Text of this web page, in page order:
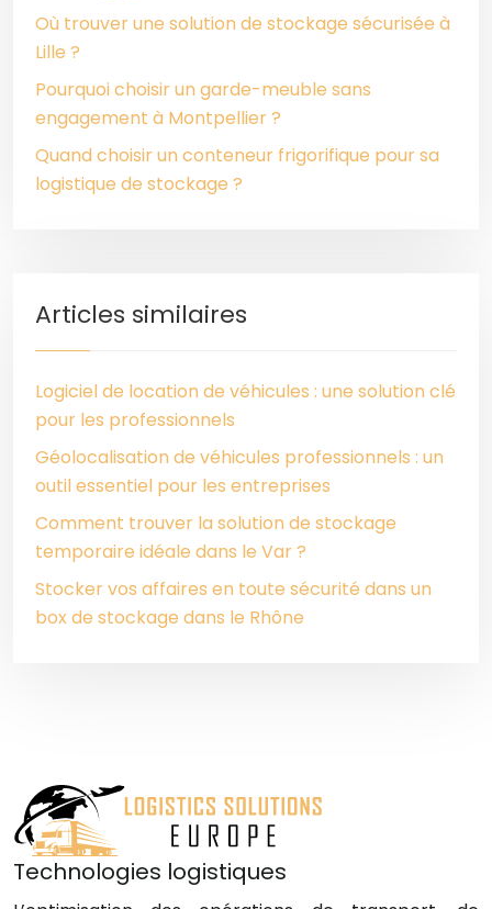
Où trouver une solution de stockage sécurisée à
Lille ?
Pourquoi choisir un garde-meuble sans
engagement à Montpellier ?
Quand choisir un conteneur frigorifique pour sa
logistique de stockage ?
Articles similaires
Logiciel de location de véhicules : une solution clé
pour les professionnels
Géolocalisation de véhicules professionnels : un
outil essentiel pour les entreprises
Comment trouver la solution de stockage
temporaire idéale dans le Var ?
Stocker vos affaires en toute sécurité dans un
box de stockage dans le Rhône
Technologies logistiques